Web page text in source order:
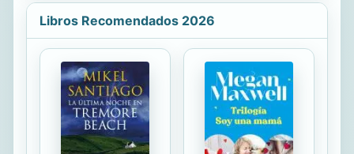
mitos que, desde que el hombre
goza de memoria, han servido para
explicar los misterios de la tierra.
Libros Recomendados 2026